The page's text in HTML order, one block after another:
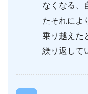
なくなる、
たそれによ
乗り越えた
繰り返して